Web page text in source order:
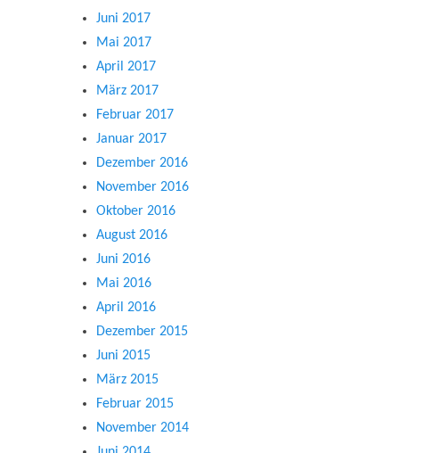
Juni 2017
Mai 2017
April 2017
März 2017
Februar 2017
Januar 2017
Dezember 2016
November 2016
Oktober 2016
August 2016
Juni 2016
Mai 2016
April 2016
Dezember 2015
Juni 2015
März 2015
Februar 2015
November 2014